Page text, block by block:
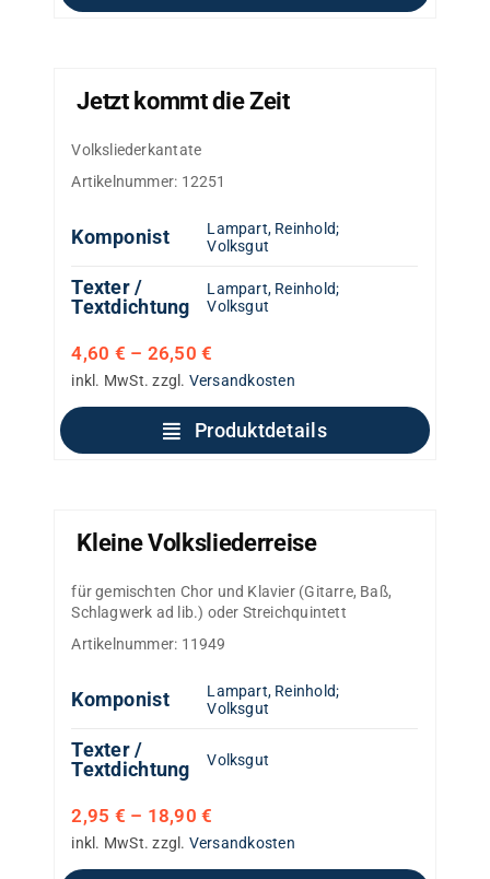
Jetzt kommt die Zeit
Volksliederkantate
Artikelnummer: 12251
Komponist Lampart, Reinhold;
Volksgut
Texter /
Textdichtung
Lampart, Reinhold;
Volksgut
4,60 € – 26,50€
inkl. MwSt. zzgl. Versandkosten
Produktdetails
Kleine Volksliederreise
für gemischten Chor und Klavier (Gitarre, Baß,
Schlagwerk ad lib.) oder Streichquintett
Artikelnummer: 11949
Komponist Lampart, Reinhold;
Volksgut
Texter /
Textdichtung
Volksgut
2,95 € – 18,90€
inkl. MwSt. zzgl. Versandkosten